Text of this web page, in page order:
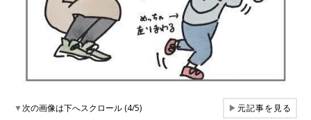
▼次の画像は下へスクロール (4/5) ▶元記事を見る